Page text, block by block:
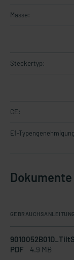
Masse:
Steckertyp:
CE:
E1-
PDF
4.9 MB